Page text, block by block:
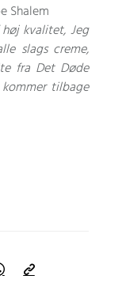
Shalem
kvalitet, Jeg
slags creme,
fra Det Døde
tilbage